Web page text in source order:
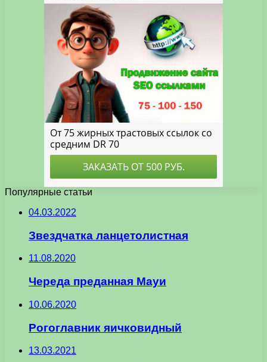
Популярные статьи
04.03.2022
Звездчатка ланцетолистная
11.08.2020
Череда преданная Мауи
10.06.2020
Рогоглавник яичковидный
13.03.2021